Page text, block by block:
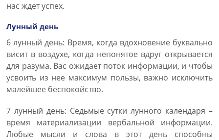
нас ждет успех.
Лунный день
6 лунный день: Время, когда вдохновение буквально
висит в воздухе, когда непонятое вдруг открывается
для разума. Вас ожидает поток информации, и чтобы
усвоить из нее максимум пользы, важно исключить
малейшее беспокойство.
7 лунный день: Седьмые сутки лунного календаря –
время материализации вербальной информации.
Любые мысли и слова в этот день способны